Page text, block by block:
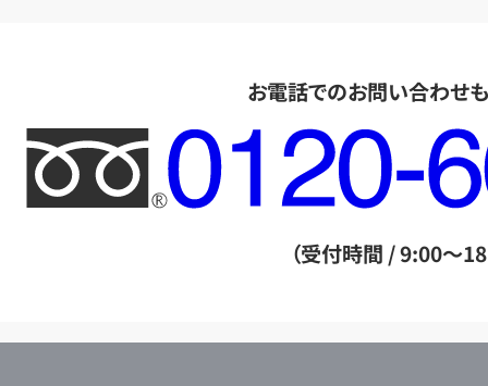
お電話でのお問い合わせ
フ
リ
ー
ル
（受付時間 / 9:00～